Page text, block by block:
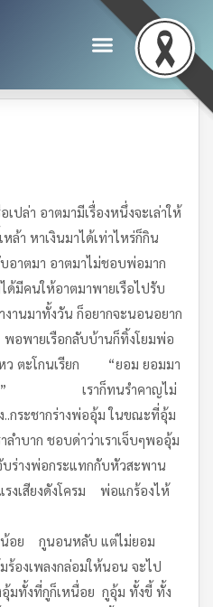
เปล่า อาตมามีเรื่องหนึ่งจะเล่าให้
ล้า หาเงินมาได้เท่าไหร่ก็กิน
อาตมา อาตมาไม่ชอบพ่อมาก
ด้มีคนให้อาตมาพายเรือไปรับ
านมาทั้งวัน ก็อยากจะนอนอยาก
อพายเรือกลับบ้านก็ทิ้งโยมพ่อ
หว ตะโกนเรียก “ยอม ยอมมา
ไหว” เราก็ทนรำคาญไม่
..กระชากร่างพ่ออุ้ม ในขณะที่อุ้ม
ำบาก ชอบด่าว่าเราเจ็บๆพออุ้ม
ร่างพ่อกระแทกกับหัวสะพาน
งเสียงดังโครม พ่อแกร้องไห้
น้อย กูนอนหลับ แต่ไม่ยอม
องเพลงกล่อมให้นอน จะไป
มทั้งที่กูก็เหนื่อย กูอุ้ม ทั้งขี้ ทั้ง